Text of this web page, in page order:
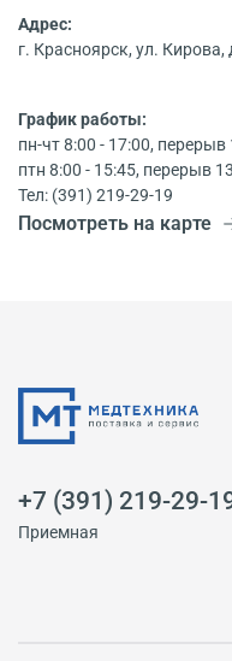
Адрес:
г. Красноярск, ул. Кирова,
График работы:
пн-чт 8:00 - 17:00, перерыв
птн 8:00 - 15:45, перерыв
Тел: (391) 219-29-19
Посмотреть на карте
+7 (391) 219-29-
Приемная